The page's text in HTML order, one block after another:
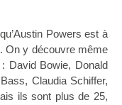
Powers est à
On y découvre même
David Bowie, Donald
Claudia Schiffer,
ils sont plus de 25,